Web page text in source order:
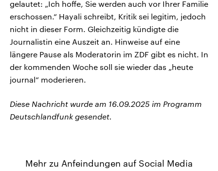
gelautet: „Ich hoffe, Sie werden auch vor Ihrer Familie
erschossen.“ Hayali schreibt, Kritik sei legitim, jedoch
nicht in dieser Form. Gleichzeitig kündigte die
Journalistin eine Auszeit an. Hinweise auf eine
längere Pause als Moderatorin im ZDF gibt es nicht. In
der kommenden Woche soll sie wieder das „heute
journal“ moderieren.
Diese Nachricht wurde am 16.09.2025 im Programm
Deutschlandfunk gesendet.
Mehr zu Anfeindungen auf Social Media